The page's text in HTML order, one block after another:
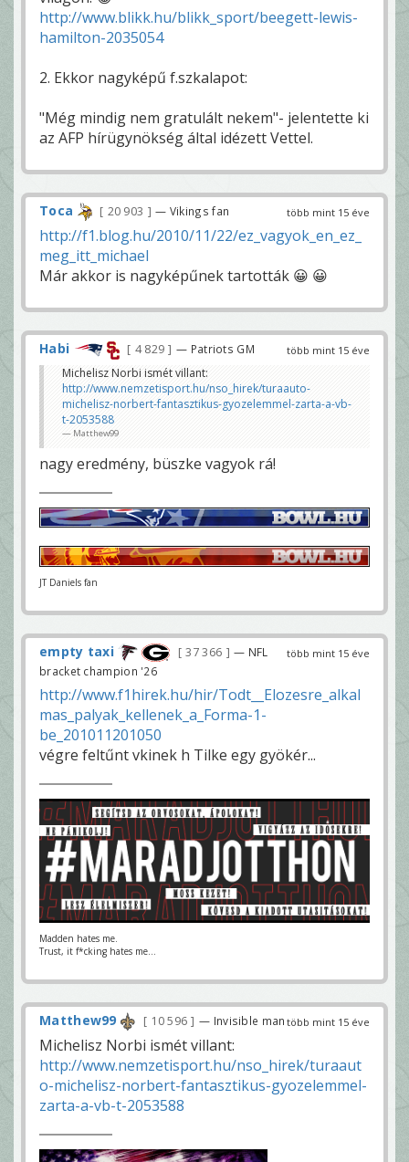
http://www.blikk.hu/blikk_sport/beegett-lewis-
hamilton-2035054
2. Ekkor nagyképű f.szkalapot:
"Még mindig nem gratulált nekem"- jelentette ki
az AFP hírügynökség által idézett Vettel.
több mint 15 éve
Toca 20 903 — Vikings fan
http://f1.blog.hu/2010/11/22/ez_vagyok_en_ez_
meg_itt_michael
Már akkor is nagyképűnek tartották 😀 😀
több mint 15 éve
Habi 4 829 — Patriots GM
Michelisz Norbi ismét villant:
http://www.nemzetisport.hu/nso_hirek/turaauto-
michelisz-norbert-fantasztikus-gyozelemmel-zarta-a-vb-
t-2053588
Matthew99
nagy eredmény, büszke vagyok rá!
JT Daniels fan
több mint 15 éve
empty taxi 37 366
— NFL
bracket champion '26
http://www.f1hirek.hu/hir/Todt__Elozesre_alkal
mas_palyak_kellenek_a_Forma-1-
be_201011201050
végre feltűnt vkinek h Tilke egy gyökér...
Madden hates me.
Trust, it f*cking hates me...
több mint 15 éve
Matthew99 10 596 — Invisible man
Michelisz Norbi ismét villant:
http://www.nemzetisport.hu/nso_hirek/turaaut
o-michelisz-norbert-fantasztikus-gyozelemmel-
zarta-a-vb-t-2053588